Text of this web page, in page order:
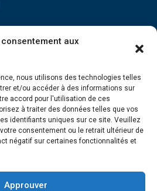
aux
nous utilisons des technologies telles
et/ou accéder à des informations sur
accord pour l'utilisation de ces
à traiter des données telles que vos
identifiants uniques sur ce site. Veuillez
consentement ou le retrait ultérieur de
négatif sur certaines fonctionnalités et
Approuver
RIVIÈRE
1V0